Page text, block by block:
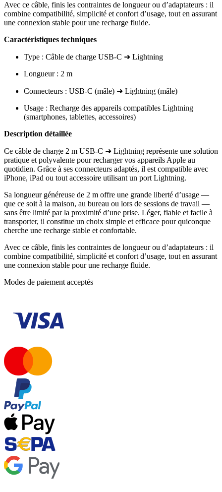
Avec ce câble, finis les contraintes de longueur ou d’adaptateurs : il
combine compatibilité, simplicité et confort d’usage, tout en assurant
une connexion stable pour une recharge fluide.
Caractéristiques techniques
Type : Câble de charge USB-C ➜ Lightning
Longueur : 2 m
Connecteurs : USB-C (mâle) ➜ Lightning (mâle)
Usage : Recharge des appareils compatibles Lightning
(smartphones, tablettes, accessoires)
Description détaillée
Ce câble de charge 2 m USB-C ➜ Lightning représente une solution
pratique et polyvalente pour recharger vos appareils Apple au
quotidien. Grâce à ses connecteurs adaptés, il est compatible avec
iPhone, iPad ou tout accessoire utilisant un port Lightning.
Sa longueur généreuse de 2 m offre une grande liberté d’usage —
que ce soit à la maison, au bureau ou lors de sessions de travail —
sans être limité par la proximité d’une prise. Léger, fiable et facile à
transporter, il constitue un choix simple et efficace pour quiconque
cherche une recharge stable et confortable.
Avec ce câble, finis les contraintes de longueur ou d’adaptateurs : il
combine compatibilité, simplicité et confort d’usage, tout en assurant
une connexion stable pour une recharge fluide.
Modes de paiement acceptés